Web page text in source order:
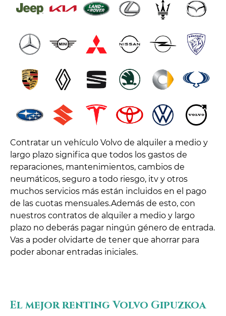
Contratar un vehículo Volvo de alquiler a medio y
largo plazo significa que todos los gastos de
reparaciones, mantenimientos, cambios de
neumáticos, seguro a todo riesgo, itv y otros
muchos servicios más están incluidos en el pago
de las cuotas mensuales.Además de esto, con
nuestros contratos de alquiler a medio y largo
plazo no deberás pagar ningún género de entrada.
Vas a poder olvidarte de tener que ahorrar para
poder abonar entradas iniciales.
El mejor renting Volvo Gipuzkoa